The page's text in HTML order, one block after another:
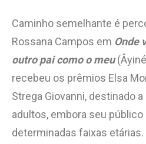
Caminho semelhante é
Rossana Campos em Onde
outro pai como o meu
recebeu os prêmios Elsa
Strega Giovanni, destinado
adultos, embora seu
determinadas faixas